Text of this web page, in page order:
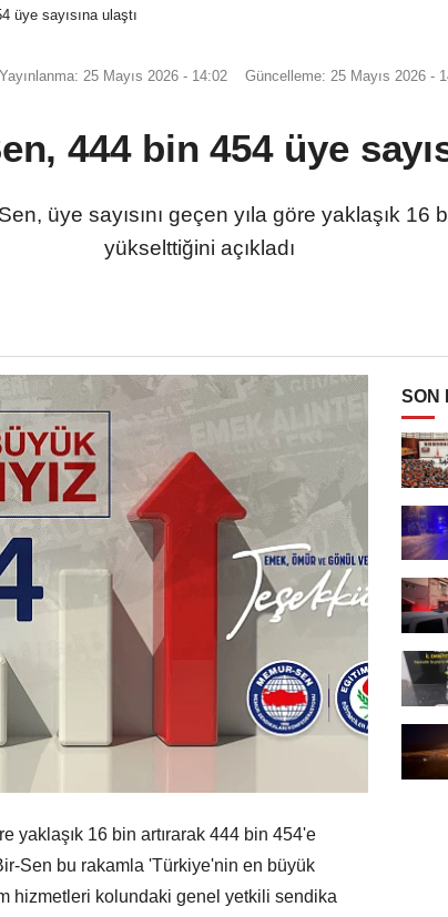
üye sayısına ulaştı
Yayınlanma: 25 Mayıs 2026 - 14:02 Güncelleme: 25 Mayıs 2026 -
444 bin 454 üye
üye sayısını geçen yıla göre yaklaşık 16
yükselttiğini açıkladı
yaklaşık 16 bin artırarak 444 bin 454'e
Sen bu rakamla 'Türkiye'nin en büyük
hizmetleri kolundaki genel yetkili sendika
SON